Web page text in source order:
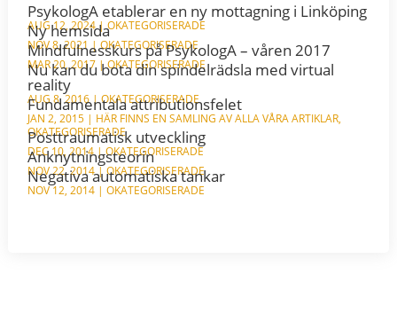
PsykologA etablerar en ny mottagning i Linköping
AUG 12, 2024|OKATEGORISERADE
Ny hemsida
NOV 8, 2021 |OKATEGORISERADE
Mindfulnesskurs på PsykologA – våren 2017
MAR 20, 2017|OKATEGORISERADE
Nu kan du bota din spindelrädsla med virtual
reality
AUG 8, 2016|OKATEGORISERADE
Fundamentala attributionsfelet
JAN 2, 2015| HÄR FINNS EN SAMLING AV ALLA VÅRA ARTIKLAR,
OKATEGORISERADE
Posttraumatisk utveckling
DEC 10, 2014|OKATEGORISERADE
Anknytningsteorin
NOV 22, 2014|OKATEGORISERADE
Negativa automatiska tankar
NOV 12, 2014| OKATEGORISERADE